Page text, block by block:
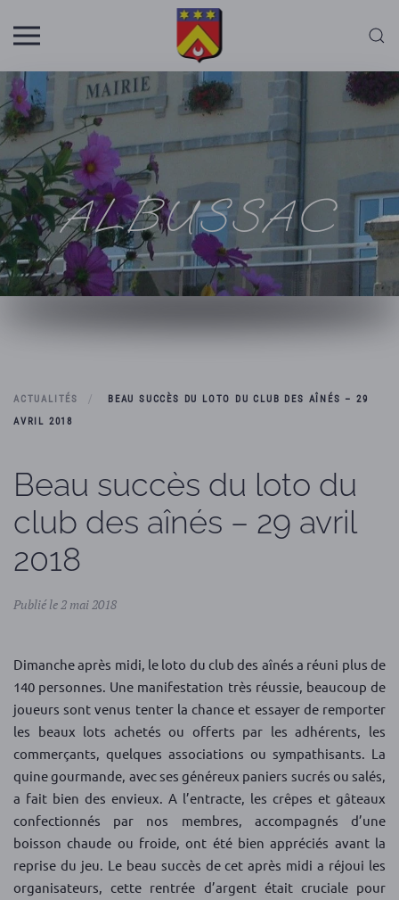
Skip to main content
ALBUSSAC
ACTUALITÉS
BEAU SUCCÈS DU LOTO DU CLUB DES AÎNÉS – 29
AVRIL 2018
Beau succès du loto du
club des aînés – 29 avril
2018
Publié le 2 mai 2018
Dimanche après midi, le loto du club des aînés a réuni plus de
140 personnes. Une manifestation très réussie, beaucoup de
joueurs sont venus tenter la chance et essayer de remporter
les beaux lots achetés ou offerts par les adhérents, les
commerçants, quelques associations ou sympathisants. La
quine gourmande, avec ses généreux paniers sucrés ou salés,
a fait bien des envieux. A l’entracte, les crêpes et gâteaux
confectionnés par nos membres, accompagnés d’une
boisson chaude ou froide, ont été bien appréciés avant la
reprise du jeu. Le beau succès de cet après midi a réjoui les
organisateurs, cette rentrée d’argent était cruciale pour